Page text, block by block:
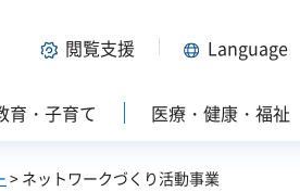
閲覧支援 Language
育・子育て 医療・健康・福祉
> ネットワークづくり活動事業